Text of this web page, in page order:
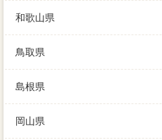
和歌山県
鳥取県
島根県
岡山県